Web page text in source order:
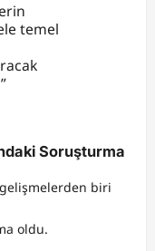
temel
Soruşturma
biri
oldu.